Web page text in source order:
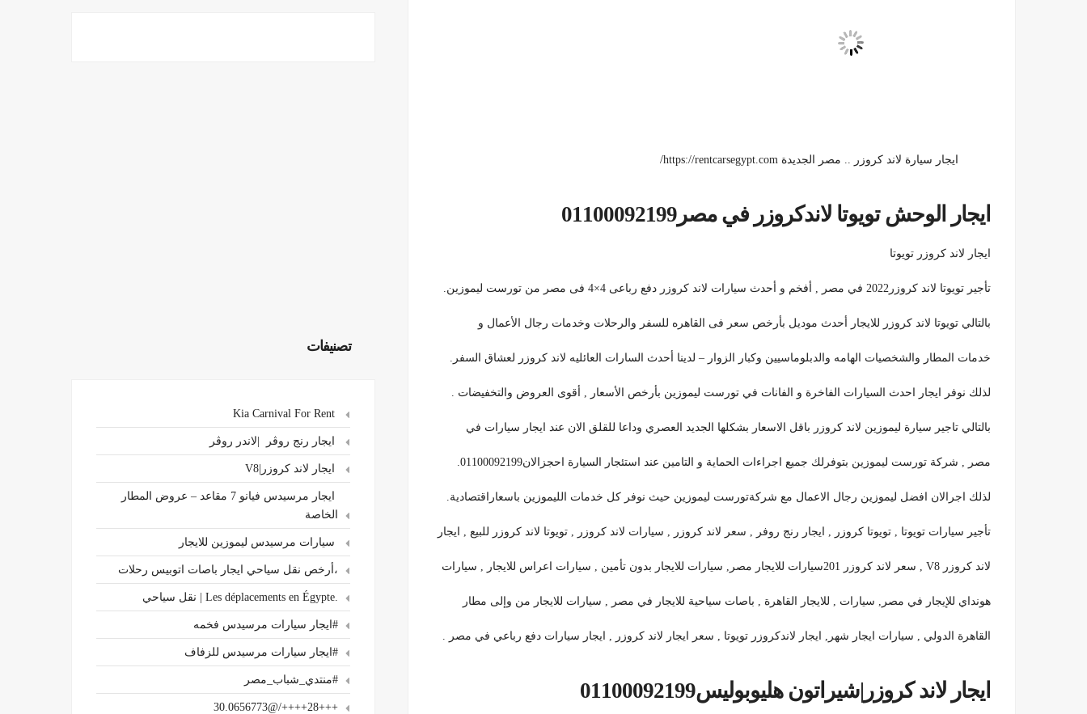
ايجار سيارة لاند كروزر .. مصر الجديدة https://rentcarsegypt.com/
ايجار الوحش تويوتا لاندكروزر في مصر01100092199
ايجار لاند كروزر تويوتا
تأجير تويوتا لاند كروزر2022 في مصر , أفخم و أحدث سيارات لاند كروزر دفع رباعى 4×4 فى مصر من تورست ليموزين.
بالتالي تويوتا لاند كروزر للايجار أحدث موديل بأرخص سعر فى القاهره للسفر والرحلات وخدمات رجال الأعمال و
خدمات المطار والشخصيات الهامه والدبلوماسيين وكبار الزوار – لدينا أحدث السارات العائليه لاند كروزر لعشاق السفر.
لذلك نوفر ايجار احدث السيارات الفاخرة و الفانات في تورست ليموزين بأرخص الأسعار , أقوى العروض والتخفيضات .
بالتالي تاجير سيارة ليموزين لاند كروزر باقل الاسعار بشكلها الجديد العصري وداعا للقلق الان عند ايجار سيارات في
مصر , شركة تورست ليموزين بتوفرلك جميع اجراءات الحماية و التامين عند استئجار السيارة احجزالان01100092199.
لذلك اجرالان افضل ليموزين رجال الاعمال مع شركةتورست ليموزين حيث نوفر كل خدمات الليموزين باسعاراقتصادية.
تأجير سيارات تويوتا , تويوتا كروزر , ايجار رنج روفر , سعر لاند كروزر , سيارات لاند كروزر , تويوتا لاند كروزر للبيع , ايجار
لاند كروزر V8 , سعر لاند كروزر 201سيارات للايجار مصر, سيارات للايجار بدون تأمين , سيارات اعراس للايجار , سيارات
هونداي للإيجار في مصر, سيارات , للايجار القاهرة , باصات سياحية للايجار في مصر , سيارات للايجار من وإلى مطار
القاهرة الدولي , سيارات ايجار شهر, ايجار لاندكروزر تويوتا , سعر ايجار لاند كروزر , ايجار سيارات دفع رباعي في مصر .
ايجار لاند كروزر|شيراتون هليوبوليس01100092199
تصنيفات
ايجار رنج روڤر |لاندر روڤر
ايجار لاند كروزر|V8
ايجار مرسيدس فيانو 7 مقاعد – عروض المطار
الخاصة
سيارات مرسيدس ليموزين للايجار
،أرخص نقل سياحي ايجار باصات اتوبيس رحلات
.Les déplacements en Égypte | نقل سياحي
#ايجار سيارات مرسيدس فخمه
#ايجار سيارات مرسيدس للزفاف
#منتدي_شباب_مصر
+++28++++/@30.0656773